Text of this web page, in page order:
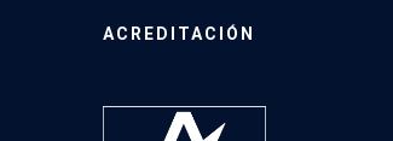
ACREDITACIÓN